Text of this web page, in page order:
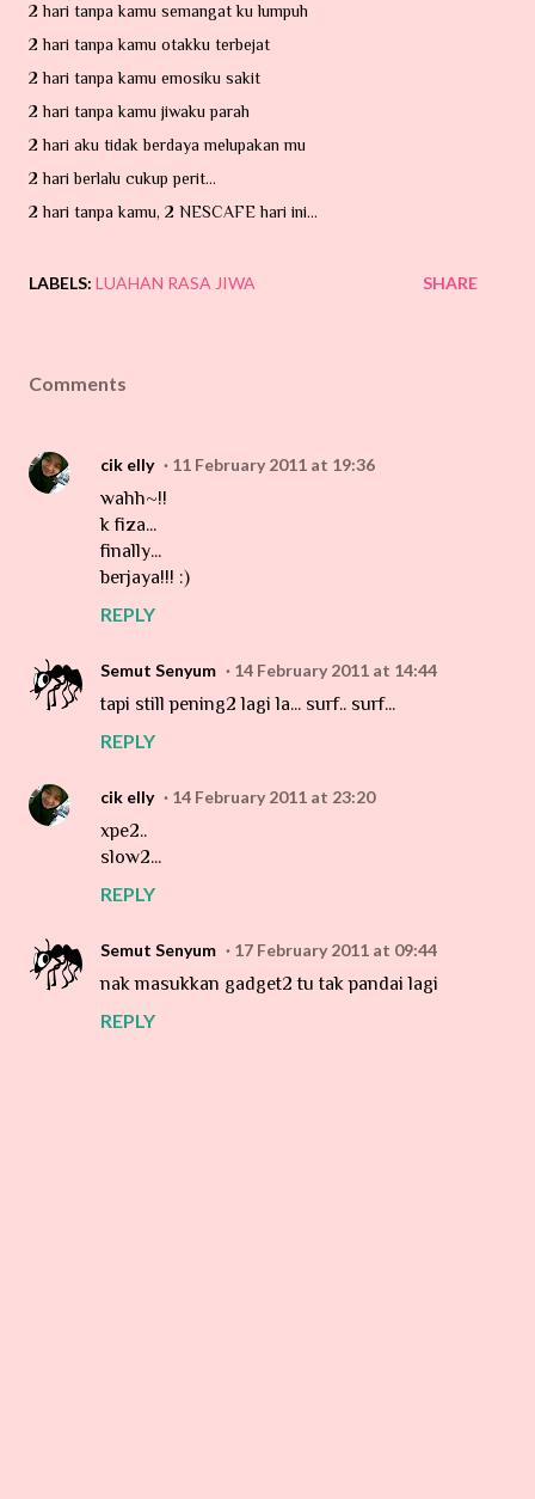
2 hari tanpa kamu semangat ku lumpuh
2 hari tanpa kamu otakku terbejat
2 hari tanpa kamu emosiku sakit
2 hari tanpa kamu jiwaku parah
2 hari aku tidak berdaya melupakan mu
2 hari berlalu cukup perit...
2 hari tanpa kamu, 2 NESCAFE hari ini...
LABELS: LUAHAN RASA JIWA SHARE
Comments
cik elly 11 February 2011 at 19:36
wahh~!!
k fiza...
finally...
berjaya!!! :)
REPLY
Semut Senyum 14 February 2011 at 14:44
tapi still pening2 lagi la... surf.. surf...
REPLY
cik elly 14 February 2011 at 23:20
xpe2..
slow2...
REPLY
Semut Senyum 17 February 2011 at 09:44
nak masukkan gadget2 tu tak pandai lagi
REPLY